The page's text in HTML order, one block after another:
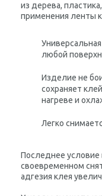
из дерева,
применения ленты
любой
Изделие не
сохраняет
нагреве и
Легко
Последнее условие
своевременном
адгезия клея